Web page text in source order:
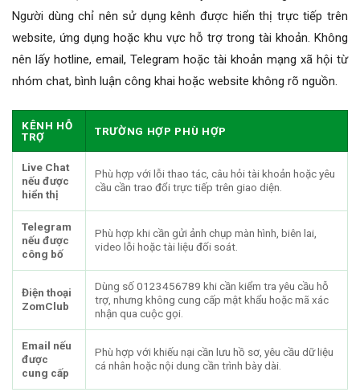
Người dùng chỉ nên sử dụng kênh được hiển thị trực tiếp trên
website, ứng dụng hoặc khu vực hỗ trợ trong tài khoản. Không
nên lấy hotline, email, Telegram hoặc tài khoản mạng xã hội từ
nhóm chat, bình luận công khai hoặc website không rõ nguồn.
KÊNH HỖ
TRỢ
TRƯỜNG HỢP PHÙ HỢP
Live Chat
nếu được
hiển thị
Phù hợp với lỗi thao tác, câu hỏi tài khoản hoặc yêu
cầu cần trao đổi trực tiếp trên giao diện.
Telegram
nếu được
công bố
Phù hợp khi cần gửi ảnh chụp màn hình, biên lai,
video lỗi hoặc tài liệu đối soát.
Điện thoại
ZomClub
Dùng số 0123456789 khi cần kiểm tra yêu cầu hỗ
trợ, nhưng không cung cấp mật khẩu hoặc mã xác
nhận qua cuộc gọi.
Email nếu
được
cung cấp
Phù hợp với khiếu nại cần lưu hồ sơ, yêu cầu dữ liệu
cá nhân hoặc nội dung cần trình bày dài.